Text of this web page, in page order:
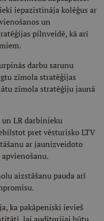
iepazīstināja kolēģus ar
un
pilnveidē, kā arī
darbu sarunu
zīmola stratēģijas
zīmola stratēģiju jaunā
un LR darbinieku
pret vēsturisko LTV
ar jaunizveidoto
aizstāšanu pauda arī
ka pakāpeniski ievieš